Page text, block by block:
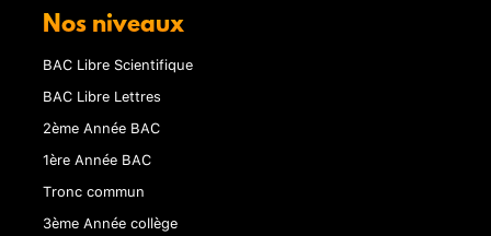
Nos niveaux
BAC Libre Scientifique
BAC Libre Lettres
2ème Année BAC
1ère Année BAC
Tronc commun
3ème Année collège